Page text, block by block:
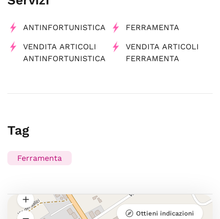
ANTINFORTUNISTICA FERRAMENTA
VENDITA ARTICOLI
ANTINFORTUNISTICA
VENDITA ARTICOLI
FERRAMENTA
Tag
Ferramenta
Ottieni indicazioni